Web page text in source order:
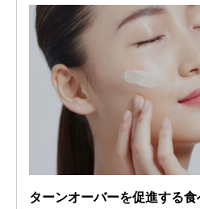
ターンオーバーを促進する